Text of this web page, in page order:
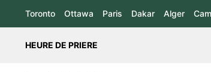
Toronto Ottawa Paris Dakar Alger
HEURE DE PRIERE